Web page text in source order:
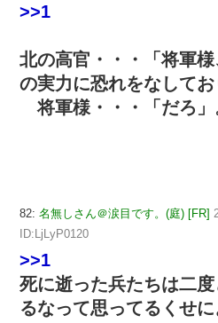
>>1
北の高官・・・「将軍
の実力に恐れをなしてお
将軍様・・・「だろ」
82: 名無しさん＠涙目です。(庭) [FR]
ID:LjLyP0120
>>1
死に逝った兵たちは二
るなって思ってるくせ